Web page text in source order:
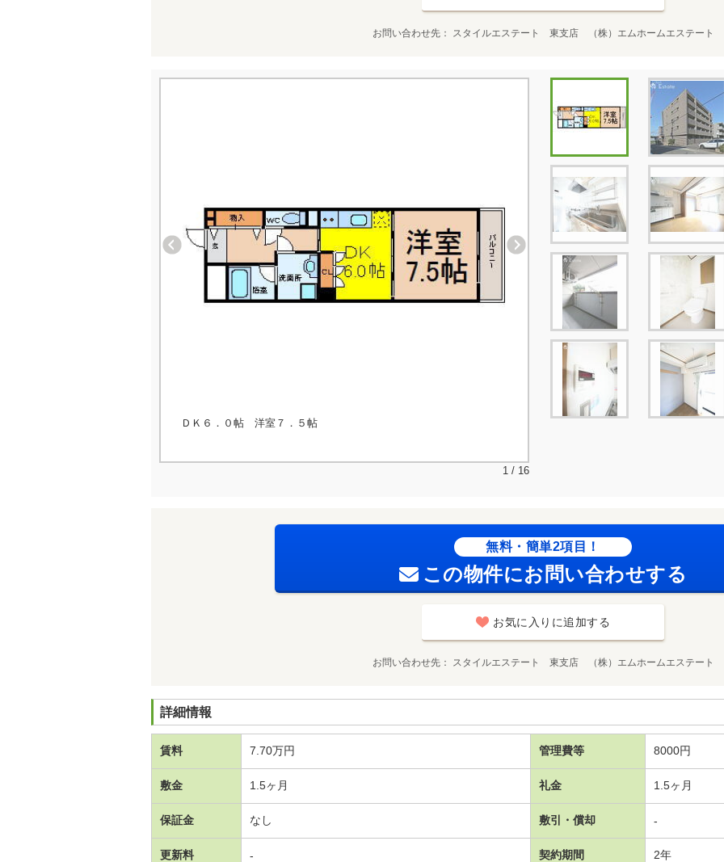
お問い合わせ先 スタイルエステート 東支店 （株）エムホームエステート
ＤＫ６．０帖 洋室７．５帖
1 / 16
無料・簡単2項目！
この物件にお問い合わせする
お気に入りに追加する
お問い合わせ先 スタイルエステート 東支店 （株）エムホームエステート
詳細情報
賃料 7.70万円 管理費等 8000円
敷金 1.5ヶ月 礼金 1.5ヶ月
保証金 なし 敷引・償却 -
更新料 - 契約期間 2年